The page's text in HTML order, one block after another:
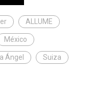
ALLUME
México
Ángel Suiza